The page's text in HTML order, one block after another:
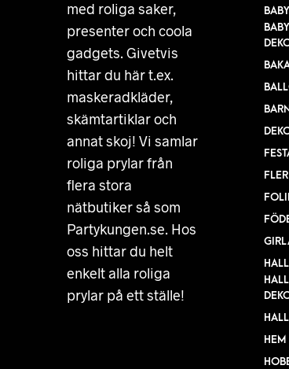
med roliga saker,
presenter och coola
gadgets. Givetvis
hittar du här t.ex.
maskeradkläder,
skämtartiklar och
annat skoj! Vi samlar
roliga prylar från
flera stora
nätbutiker så som
Partykungen.se. Hos
oss hittar du helt
enkelt alla roliga
prylar på ett ställe!